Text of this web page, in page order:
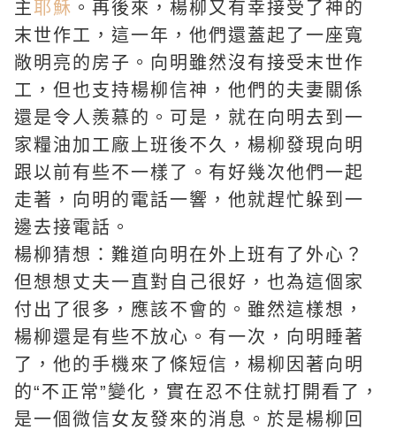
主耶穌 。再後來，楊柳又有幸接受了神的
末世作工 ，這一年，他們還蓋起了一座寬
敞明亮的房子。向明雖然沒有接受末世作
工，但也支持楊柳信神，他們的夫妻關係
還是令人羨慕的。可是，就在向明去到一
家糧油加工廠上班後不久，楊柳發現向明
跟以前有些不一樣了。有好幾次他們一起
走著，向明的電話一響，他就趕忙躲到一
邊去接電話。
楊柳猜想：難道向明在外上班有了外心？
但想想丈夫一直對自己很好，也為這個家
付出了很多，應該不會的。雖然這樣想，
楊柳還是有些不放心。有一次，向明睡著
了，他的手機來了條短信，楊柳因著向明
的“不正常”變化，實在忍不住就打開看了，
是一個微信女友發來的消息。於是楊柳回